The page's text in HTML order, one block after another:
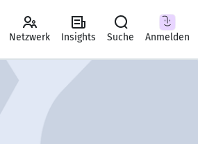
Netzwerk Insights Suche Anmelden